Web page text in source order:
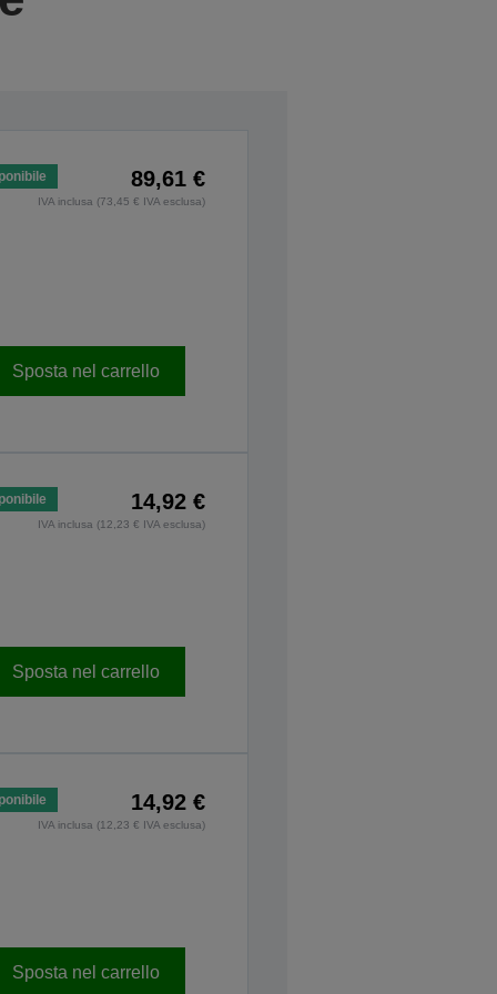
89,61 €
IVA inclusa (73,45 € IVA esclusa)
Sposta nel carrello
14,92 €
IVA inclusa (12,23 € IVA esclusa)
Sposta nel carrello
14,92 €
IVA inclusa (12,23 € IVA esclusa)
Sposta nel carrello